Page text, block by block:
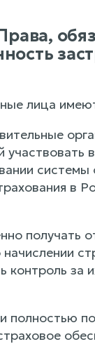
лица
участвовать в
системы
в
получать
контроль за
полностью